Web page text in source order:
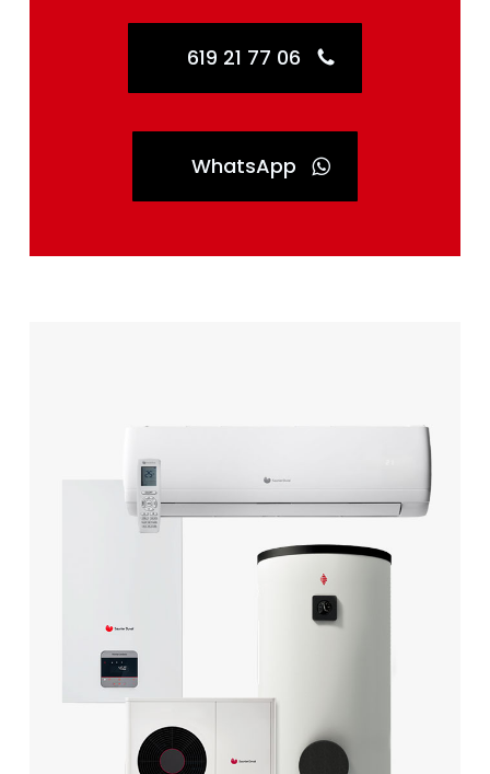
619 21 77 06
WhatsApp